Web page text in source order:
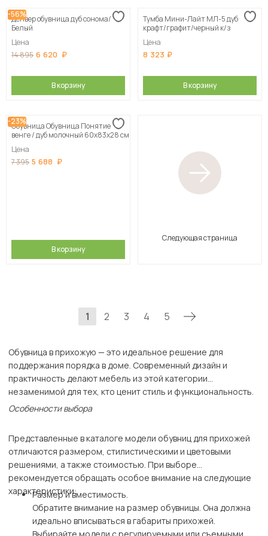
-56%
Денвер обувница дуб сонома/
Белый
Цена
14 895 6 620
В корзину
Тумба Мини-Лайт МЛ-5 дуб
крафт/графит/черный к/з
Цена
8 323
В корзину
-23%
Обувница Обувница Понятие
венге / дуб молочный 60х83х28 см
Цена
7 395 5 688
В корзину
Следующая страница
1 2 3 4 5
Обувница в прихожую — это идеальное решение для
поддержания порядка в доме. Современный дизайн и
практичность делают мебель из этой категории
незаменимой для тех, кто ценит стиль и функциональность.
Особенности выбора
Представленные в каталоге модели обувниц для прихожей
отличаются размером, стилистическими и цветовыми
решениями, а также стоимостью. При выборе
рекомендуется обращать особое внимание на следующие
характеристики:
Размер и вместимость.
Обратите внимание на размер обувницы. Она должна
идеально вписываться в габариты прихожей.